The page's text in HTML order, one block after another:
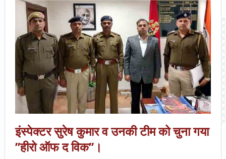
इंस्पेक्टर सुरेष कुमार व उनकी टीम को चुना गया
’’हीरो ऑफ द विक’’।